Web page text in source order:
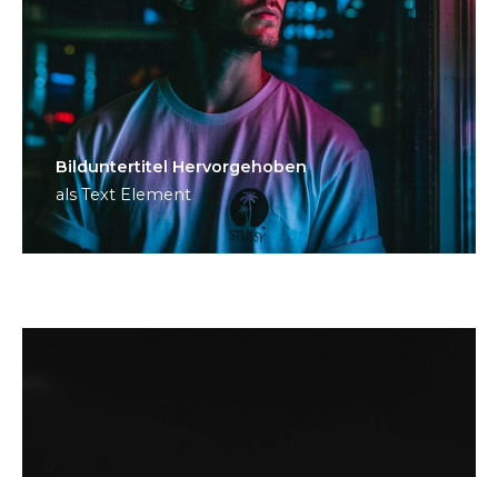
Bild­unter­titel Hervorgehoben
als Text Element